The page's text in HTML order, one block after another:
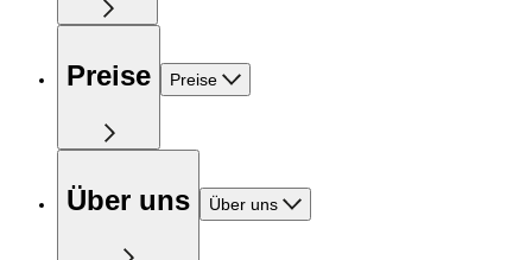
Preise Preise
Über uns Über uns